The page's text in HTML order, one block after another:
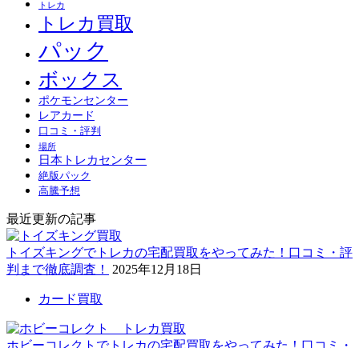
トレカ
トレカ買取
パック
ボックス
ポケモンセンター
レアカード
口コミ・評判
場所
日本トレカセンター
絶版パック
高騰予想
最近更新の記事
トイズキングでトレカの宅配買取をやってみた！口コミ・評
判まで徹底調査！
2025年12月18日
カード買取